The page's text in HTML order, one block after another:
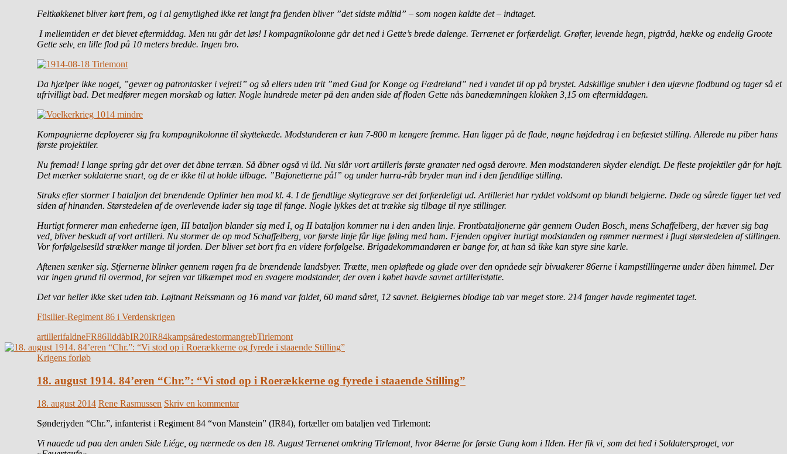
Feltkøkkenet bliver kørt frem, og i al gemytlighed ikke ret langt fra fjenden bliver ”det sidste måltid” – som nogen kaldte det – indtaget.
I mellemtiden er det blevet eftermiddag. Men nu går det løs! I kompagnikolonne går det ned i Gette’s brede dalenge. Terrænet er forfærdeligt. Grøfter, levende hegn, pigtråd, hække og endelig Groote
Gette selv, en lille flod på 10 meters bredde. Ingen bro.
Da hjælper ikke noget, ”gevær og patrontasker i vejret!” og så ellers uden trit ”med Gud for Konge og Fædreland” ned i vandet til op på brystet. Adskillige snubler i den ujævne flodbund og tager så et
ufrivilligt bad. Det medfører megen morskab og latter. Nogle hundrede meter på den anden side af floden Gette nås banedæmningen klokken 3,15 om eftermiddagen.
Kompagnierne deployerer sig fra kompagnikolonne til skyttekæde. Modstanderen er kun 7-800 m længere fremme. Han ligger på de flade, nøgne højdedrag i en befæstet stilling. Allerede nu piber hans
første projektiler.
Nu fremad! I lange spring går det over det åbne terræn. Så åbner også vi ild. Nu slår vort artilleris første granater ned også derovre. Men modstanderen skyder elendigt. De fleste projektiler går for højt.
Det mærker soldaterne snart, og de er ikke til at holde tilbage. ”Bajonetterne på!” og under hurra-råb bryder man ind i den fjendtlige stilling.
Straks efter stormer I bataljon det brændende Oplinter hen mod kl. 4. I de fjendtlige skyttegrave ser det forfærdeligt ud. Artilleriet har ryddet voldsomt op blandt belgierne. Døde og sårede ligger tæt ved
siden af hinanden. Størstedelen af de overlevende lader sig tage til fange. Nogle lykkes det at trække sig tilbage til nye stillinger.
Hurtigt formerer man enhederne igen, III bataljon blander sig med I, og II bataljon kommer nu i den anden linje. Frontbataljonerne går gennem Ouden Bosch, mens Schaffelberg, der hæver sig bag
ved, bliver beskudt af vort artilleri. Nu stormer de op mod Schaffelberg, vor første linje får lige føling med ham. Fjenden opgiver hurtigt modstanden og rømmer nærmest i flugt størstedelen af stillingen.
Vor forfølgelsesild strækker mange til jorden. Der bliver set bort fra en videre forfølgelse. Brigadekommandøren er bange for, at han så ikke kan styre sine karle.
Aftenen sænker sig. Stjernerne blinker gennem røgen fra de brændende landsbyer. Trætte, men opløftede og glade over den opnåede sejr bivuakerer 86erne i kampstillingerne under åben himmel. Der
var ingen grund til overmod, for sejren var tilkæmpet mod en svagere modstander, der oven i købet havde savnet artilleristøtte.
Det var heller ikke sket uden tab. Løjtnant Reissmann og 16 mand var faldet, 60 mand såret, 12 savnet. Belgiernes blodige tab var meget store. 214 fanger havde regimentet taget.
Füsilier-Regiment 86 i Verdenskrigen
artillerifaldneFR86IlddåbIR20IR84kampsåredestormangrebTirlemont
Krigens forløb
18. august 1914. 84’eren “Chr.”: “Vi stod op i Roerækkerne og fyrede i staaende Stilling”
18. august 2014 Rene Rasmussen Skriv en kommentar
Sønderjyden “Chr.”, infanterist i Regiment 84 “von Manstein” (IR84), fortæller om bataljen ved Tirlemont:
Vi naaede ud paa den anden Side Liége, og nærmede os den 18. August Terrænet omkring Tirlemont, hvor 84erne for første Gang kom i Ilden. Her fik vi, som det hed i Soldatersproget, vor